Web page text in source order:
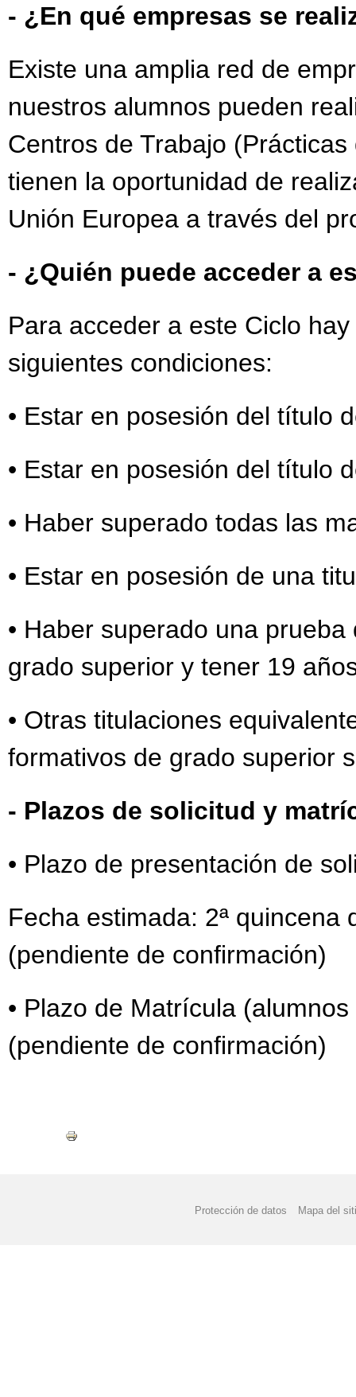
- ¿En qué empresas se
Existe una amplia red de
nuestros alumnos pueden
Centros de Trabajo
tienen la oportunidad de
Unión Europea a través del
- ¿Quién puede acceder a
Para acceder a este Ciclo
siguientes condiciones:
• Estar en posesión del título
• Estar en posesión del título
• Haber superado todas las
• Estar en posesión de una
• Haber superado una
grado superior y tener 19
• Otras titulaciones
formativos de grado superior
- Plazos de solicitud y
• Plazo de presentación de
Fecha estimada: 2ª quincena
(pendiente de confirmación)
• Plazo de Matrícula
(pendiente de confirmación)
Protección de datos Mapa del